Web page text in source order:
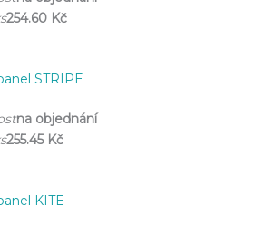
254.60 Kč
STRIPE
na objednání
255.45 Kč
KITE